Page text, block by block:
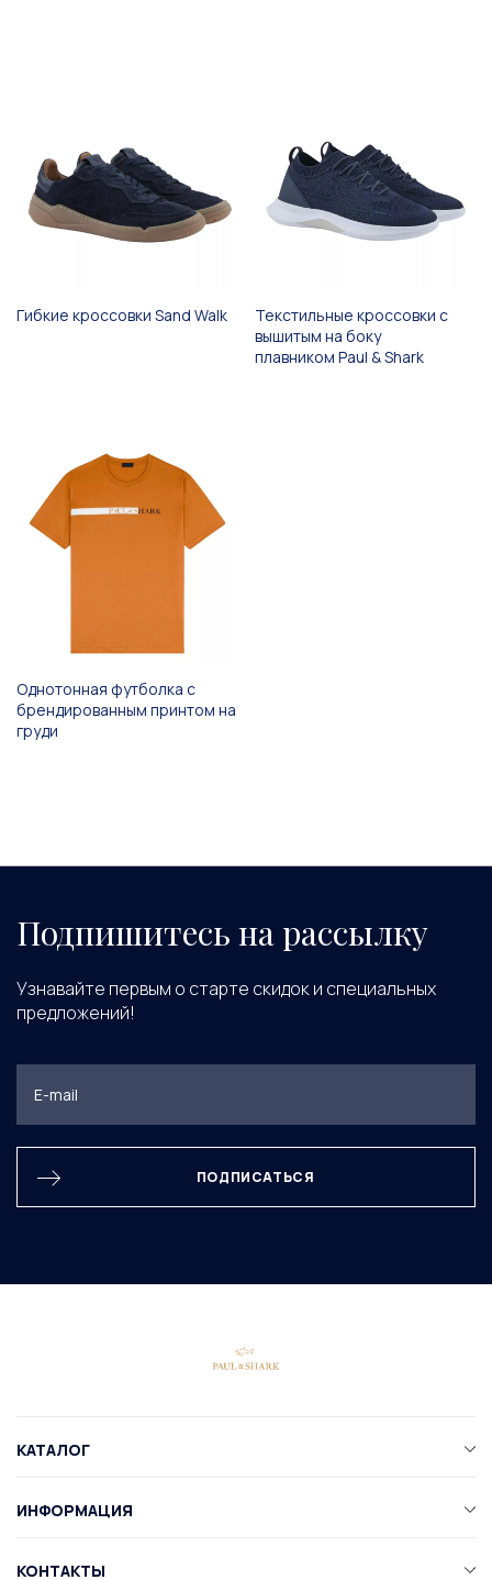
Гибкие кроссовки Sand Walk
Текстильные кроссовки с
вышитым на боку
плавником Paul & Shark
Однотонная футболка с
брендированным принтом на
груди
Подпишитесь на рассылку
Узнавайте первым о старте скидок и специальных
предложений!
ПОДПИСАТЬСЯ
КАТАЛОГ
ИНФОРМАЦИЯ
КОНТАКТЫ